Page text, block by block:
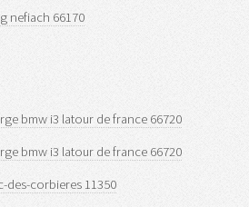
nefiach 66170
bmw i3 latour de france 66720
bmw i3 latour de france 66720
des-corbieres 11350